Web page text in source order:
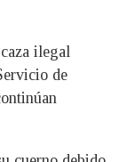
ilegal
de